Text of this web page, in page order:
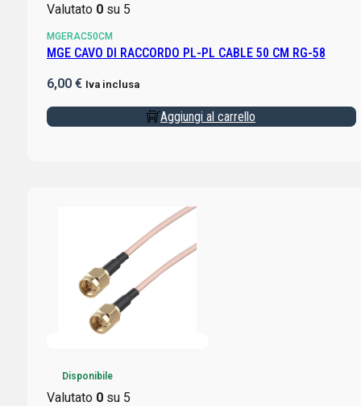
Valutato 0su 5
MGERAC50CM
MGE CAVO DI RACCORDO PL-PL CABLE 50 CM RG-58
6,00 € Iva inclusa
Aggiungi al carrello
Disponibile
Valutato 0su 5